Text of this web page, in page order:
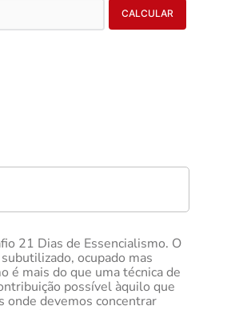
21 Dias de Essencialismo. O
ocupado mas
é mais do que uma técnica de
possível àquilo que
onde devemos concentrar